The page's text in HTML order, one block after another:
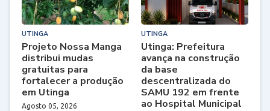
UTINGA
Projeto Nossa Manga
distribui mudas
gratuitas para
fortalecer a produção
em Utinga
Agosto 05, 2026
UTINGA
Utinga: Prefeitura
avança na construção
da base
descentralizada do
SAMU 192 em frente
ao Hospital Municipal